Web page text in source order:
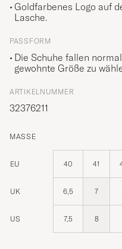
Goldfarbenes Logo auf
Lasche.
PASSFORM
Die Schuhe fallen
gewohnte Größe zu
ARTIKELNUMMER
32376211
MASSE
EU 40 41
UK 6,5 7
US 7,5 8